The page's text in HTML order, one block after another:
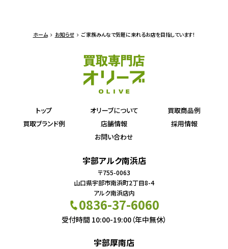
ホーム お知らせ ご家族みんなで気軽に来れるお店を目指しています！
トップ オリーブについて
買取商品例
買取ブランド例
店舗情報
採用情報
お問い合わせ
宇部アルク南浜店
〒755-0063
山口県宇部市南浜町2丁目8-4
アルク南浜店内
0836-37-6060
受付時間 10:00-19:00（年中無休）
宇部厚南店